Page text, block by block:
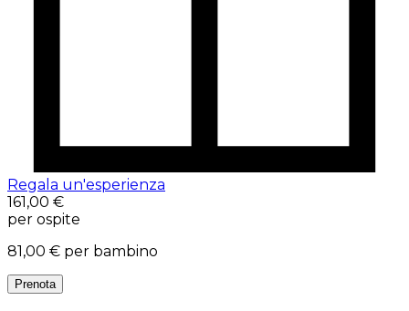
Regala un'esperienza
161,00 €
per ospite
81,00 € per bambino
Prenota